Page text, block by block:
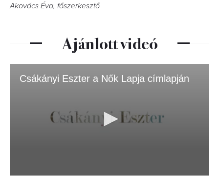
Akovács Éva, főszerkesztő
Ajánlott videó
Csákányi Eszter a Nők Lapja címlapján